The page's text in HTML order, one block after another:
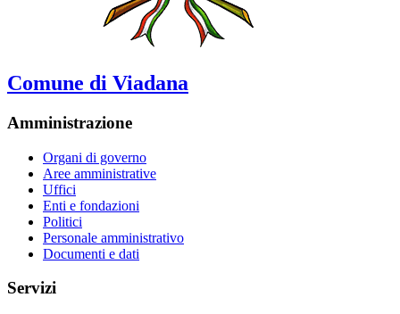
Comune di Viadana
Amministrazione
Organi di governo
Aree amministrative
Uffici
Enti e fondazioni
Politici
Personale amministrativo
Documenti e dati
Servizi